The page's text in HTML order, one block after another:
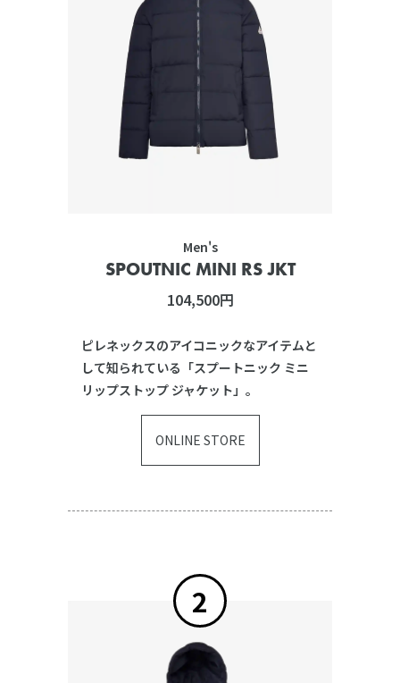
Men's
SPOUTNIC MINI RS JKT
104,500円
ピレネックスのアイコニックなアイテムと
して知られている「スプートニック ミニ
リップストップ ジャケット」。
ONLINE STORE